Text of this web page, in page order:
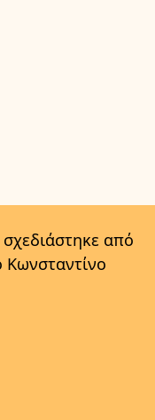
από
Κωνσταντίνο